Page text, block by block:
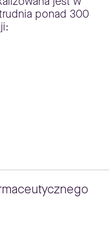
ponad 300